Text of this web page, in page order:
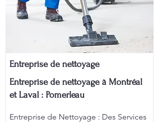
Entreprise de nettoyage
Entreprise de nettoyage à Montréal
et Laval : Pomerleau
Entreprise de Nettoyage : Des Services